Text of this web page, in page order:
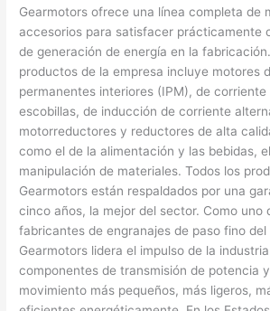
Gearmotors ofrece una línea completa de
accesorios para satisfacer prácticamente
de generación de energía en la
productos de la empresa incluye motores
permanentes interiores (IPM), de corriente
escobillas, de inducción de corriente
motorreductores y reductores de alta
como el de la alimentación y las bebidas,
manipulación de materiales. Todos los
Gearmotors están respaldados por una
cinco años, la mejor del sector. Como uno
fabricantes de engranajes de paso fino
Gearmotors lidera el impulso de la
componentes de transmisión de potencia
movimiento más pequeños, más ligeros,